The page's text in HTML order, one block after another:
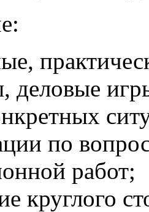
деловые
по
работ;
круглого